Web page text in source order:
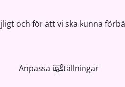
och för att vi ska kunna
Anpassa inställningar